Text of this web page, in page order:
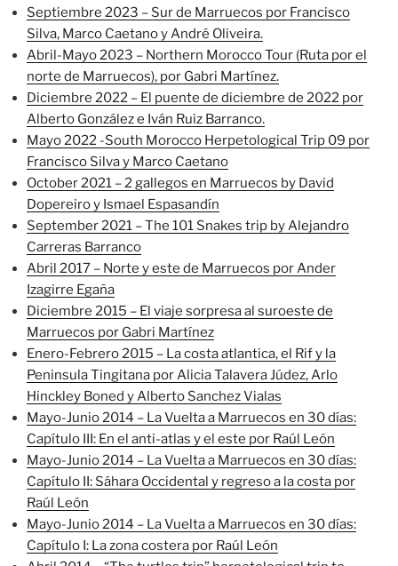
Septiembre 2023 – Sur de Marruecos por Francisco
Silva, Marco Caetano y André Oliveira.
Abril-Mayo 2023 – Northern Morocco Tour (Ruta por el
norte de Marruecos), por Gabri Martínez.
Diciembre 2022 – El puente de diciembre de 2022 por
Alberto González e Iván Ruiz Barranco.
Mayo 2022 -South Morocco Herpetological Trip 09 por
Francisco Silva y Marco Caetano
October 2021 – 2 gallegos en Marruecos by David
Dopereiro y Ismael Espasandín
September 2021 – The 101 Snakes trip by Alejandro
Carreras Barranco
Abril 2017 – Norte y este de Marruecos por Ander
Izagirre Egaña
Diciembre 2015 – El viaje sorpresa al suroeste de
Marruecos por Gabri Martínez
Enero-Febrero 2015 – La costa atlantica, el Rif y la
Peninsula Tingitana por Alicia Talavera Júdez, Arlo
Hinckley Boned y Alberto Sanchez Vialas
Mayo-Junio 2014 – La Vuelta a Marruecos en 30 días:
Capítulo III: En el anti-atlas y el este por Raúl León
Mayo-Junio 2014 – La Vuelta a Marruecos en 30 días:
Capítulo II: Sáhara Occidental y regreso a la costa por
Raúl León
Mayo-Junio 2014 – La Vuelta a Marruecos en 30 días:
Capítulo I: La zona costera por Raúl León